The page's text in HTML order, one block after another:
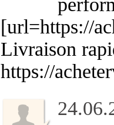
[url=https://
Livraison
https://